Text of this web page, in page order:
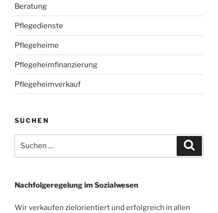
Beratung
Pflegedienste
Pflegeheime
Pflegeheimfinanzierung
Pflegeheimverkauf
SUCHEN
nach:
Nachfolgeregelung im Sozialwesen
Wir verkaufen zielorientiert und erfolgreich in allen